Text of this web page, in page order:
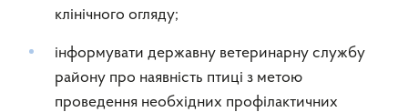
клінічного огляду;
інформувати державну ветеринарну службу
району про наявність птиці з метою
проведення необхідних профілактичних